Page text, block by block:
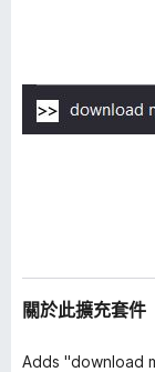
關於此擴充套件
Adds "download